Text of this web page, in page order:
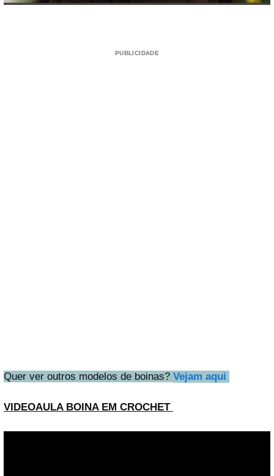
PUBLICIDADE
Quer ver outros modelos de boinas? Vejam aqui
VIDEOAULA BOINA EM CROCHET